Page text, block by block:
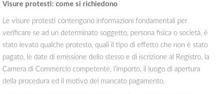
Visure protesti: come si richiedono
Le visure protesti contengono informazioni fondamentali per
verificare se ad un determinato soggetto, persona fisica o società, è
stato levato qualche protesto, quali il tipo di effetto che non è stato
pagato, le date di emissione dello stesso e di iscrizione al Registro, la
Camera di Commercio competente, l’importo, il luogo di apertura
della procedura ed il motivo del mancato pagamento.